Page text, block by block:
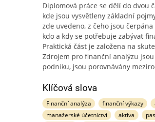
Diplomová práce se dělí do dvou
kde jsou vysvětleny základní
zde uvedeno, z čeho jsou
kdo a kdy se potřebuje zabývat
Praktická část je založena na
Zdrojem pro finanční analýzu
podniku, jsou porovnávány
Klíčová slova
Finanční analýza finanční výkazy
manažerské účetnictví
aktiva